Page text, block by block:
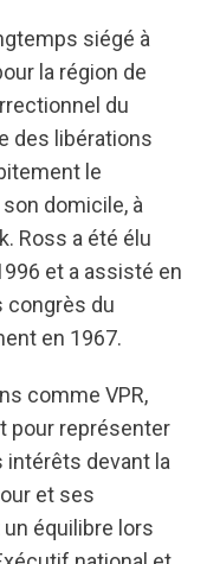
siégé à
la région de
du
des libérations
le
domicile, à
Ross a été élu
et a assisté en
congrès du
en 1967.
comme VPR,
pour représenter
intérêts devant la
et ses
équilibre lors